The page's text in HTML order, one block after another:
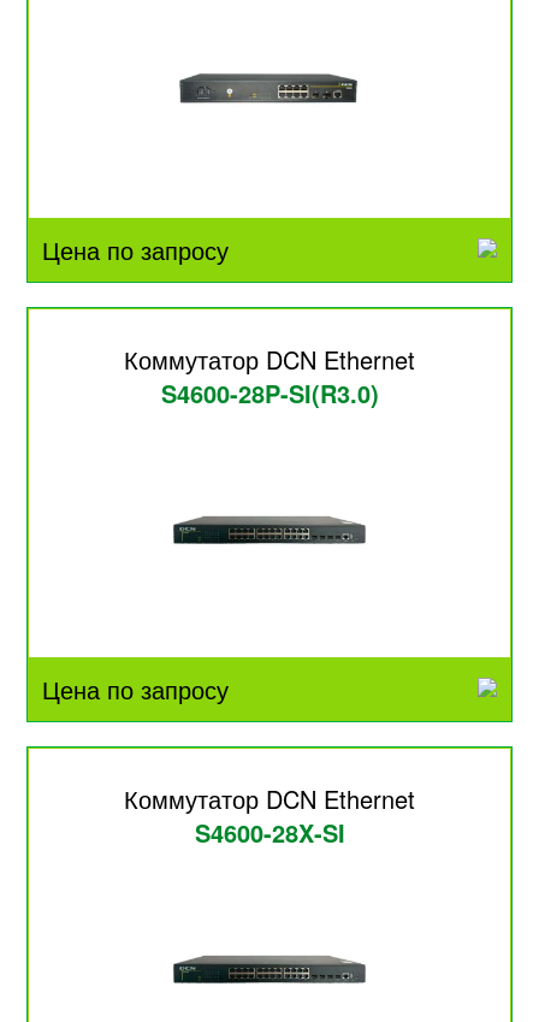
Цена по запросу
Коммутатор DCN Ethernet
S4600-28P-SI(R3.0)
Цена по запросу
Коммутатор DCN Ethernet
S4600-28X-SI